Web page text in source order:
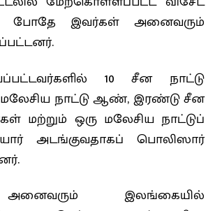
போதே இவர்கள் அனைவரும்
10 சீன நாட்டு
நாட்டு ஆண், இரண்டு சீன
மற்றும் ஒரு மலேசிய நாட்டுப்
அடங்குவதாகப் பொலிஸார்
இலங்கையில்